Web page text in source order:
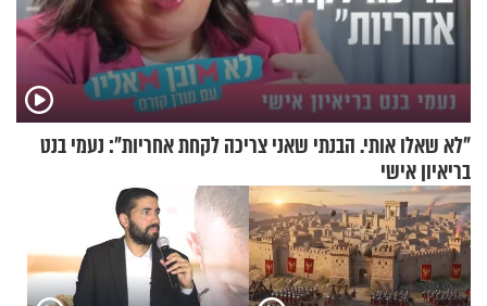
"לא שאלו אותי. הבנתי שאני צריכה לקחת אחריות": נעמי בנט
בריאיון אישי